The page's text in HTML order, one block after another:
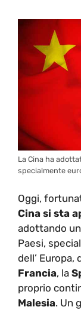
La Cina ha
specialmente
Oggi,
Cina si sta
adottando
Paesi,
dell’ Europa,
Francia, la
proprio
Malesia. Un